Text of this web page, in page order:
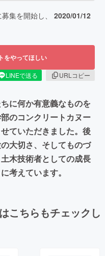
募集を開始し、 2020/01/12
をやってほしい
LINEで送る
URLコピー
に何か有意義なものを
のコンクリートカヌー
ていただきました。後
大切さ、そしてものづ
木技術者としての成長
考えています。
こちらもチェックし